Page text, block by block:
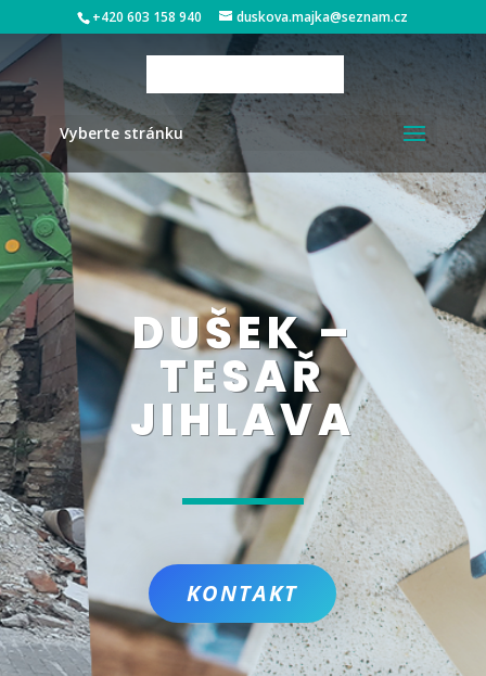
+420 603 158 940 duskova.majka@seznam.cz
Vyberte stránku
DUŠEK –
TESAŘ
JIHLAVA
KONTAKT